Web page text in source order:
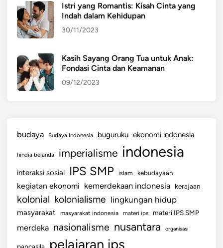
?
Istri yang Romantis: Kisah Cinta yang
Indah dalam Kehidupan
30/11/2023
Kasih Sayang Orang Tua untuk Anak:
Fondasi Cinta dan Keamanan
09/12/2023
budaya Budaya Indonesia buguruku ekonomi indonesia
hindia belanda imperialisme indonesia
interaksi sosial IPS SMP islam kebudayaan
kegiatan ekonomi kemerdekaan indonesia kerajaan
kolonial kolonialisme lingkungan hidup
masyarakat masyarakat indonesia materi ips materi IPS SMP
merdeka nasionalisme nusantara organisasi
pelajaran ips